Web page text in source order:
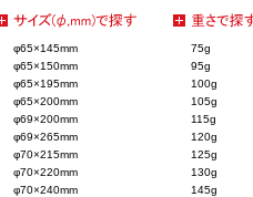
φ65×145mm
φ65×150mm
φ65×195mm
φ65×200mm
φ69×200mm
φ69×265mm
φ70×215mm
φ70×220mm
φ70×240mm
75g
95g
100g
105g
115g
120g
125g
130g
145g